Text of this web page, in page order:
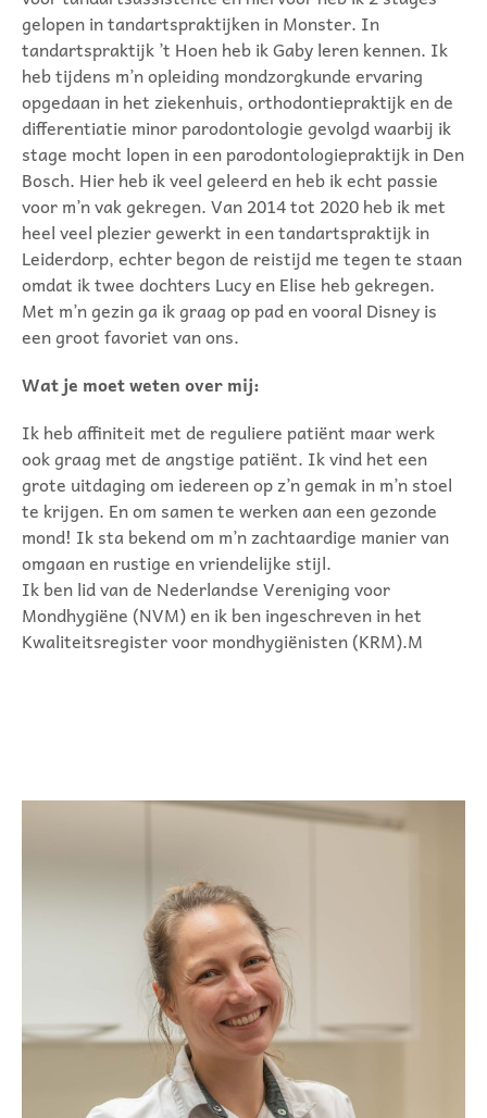
gelopen in tandartspraktijken in Monster. In
tandartspraktijk ’t Hoen heb ik Gaby leren kennen. Ik
heb tijdens m’n opleiding mondzorgkunde ervaring
opgedaan in het ziekenhuis, orthodontiepraktijk en de
differentiatie minor parodontologie gevolgd waarbij ik
stage mocht lopen in een parodontologiepraktijk in Den
Bosch. Hier heb ik veel geleerd en heb ik echt passie
voor m’n vak gekregen. Van 2014 tot 2020 heb ik met
heel veel plezier gewerkt in een tandartspraktijk in
Leiderdorp, echter begon de reistijd me tegen te staan
omdat ik twee dochters Lucy en Elise heb gekregen.
Met m’n gezin ga ik graag op pad en vooral Disney is
een groot favoriet van ons.
Wat je moet weten over mij:
Ik heb affiniteit met de reguliere patiënt maar werk
ook graag met de angstige patiënt. Ik vind het een
grote uitdaging om iedereen op z’n gemak in m’n stoel
te krijgen. En om samen te werken aan een gezonde
mond! Ik sta bekend om m’n zachtaardige manier van
omgaan en rustige en vriendelijke stijl.
Ik ben lid van de Nederlandse Vereniging voor
Mondhygiëne (NVM) en ik ben ingeschreven in het
Kwaliteitsregister voor mondhygiënisten (KRM).M